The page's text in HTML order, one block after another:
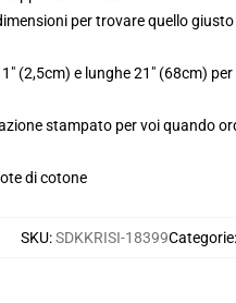
per trovare quello
(2,5cm) e lunghe 21" (68cm)
stampato per voi quando
di cotone
SKU:SDKKRISI-18399Categorie: